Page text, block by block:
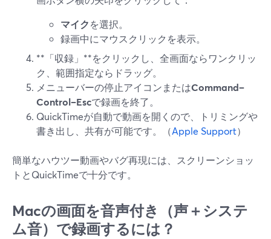
マイクを選択。
録画中にマウスクリックを表示。
**「収録」**をクリックし、全画面ならワンクリッ
ク、範囲指定ならドラッグ。
メニューバーの停止アイコンまたはCommand–
Control–Escで録画を終了。
QuickTimeが自動で動画を開くので、トリミングや
書き出し、共有が可能です。（Apple Support）
簡単なハウツー動画やバグ再現には、スクリーンショッ
トとQuickTimeで十分です。
Macの画面を音声付き
（声＋システ
ム音）で録画するには？